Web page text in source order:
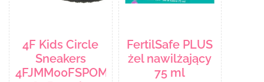
4F Kids Circle
Sneakers
4FJMM00FSPOM003-
FertilSafe PLUS
żel nawilżający
75 ml